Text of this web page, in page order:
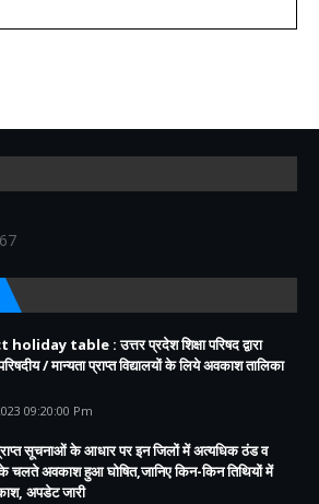
table : उत्तर प्रदेश शिक्षा परिषद द्वारा
/ मान्यता प्राप्त विद्यालयों के लिये अवकाश तालिका
09:20:00 Pm
सूचनाओं के आधार पर इन जिलों में अत्यधिक ठंड व
चलते अवकाश हुआ घोषित,जानिए किन-किन तिथियों में
अपडेट जारी